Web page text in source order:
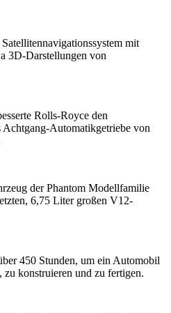
mit
3D-Darstellungen von
Rolls-Royce den
Achtgang-Automatikgetriebe von
der Phantom Modellfamilie
6,75 Liter großen V12-
450 Stunden, um ein Automobil
konstruieren und zu fertigen.